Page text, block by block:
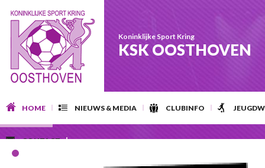
Koninklijke Sport Kring
KSK OOSTHOVEN
HOME NIEUWS & MEDIA CLUBINFO
CONTACT